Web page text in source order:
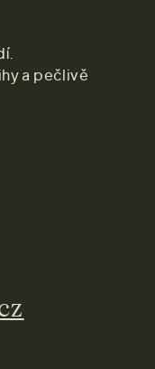
a pečlivě